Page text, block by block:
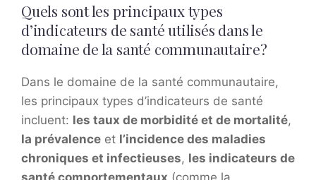
Quels sont les principaux types
d’indicateurs de santé utilisés dans le
domaine de la santé communautaire?
Dans le domaine de la santé communautaire,
les principaux types d’indicateurs de santé
incluent: les taux de morbidité et de mortalité,
la prévalence et l’incidence des maladies
chroniques et infectieuses, les indicateurs de
santé comportementaux (comme la